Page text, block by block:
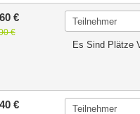
€
€
Es Sind Plätze
€